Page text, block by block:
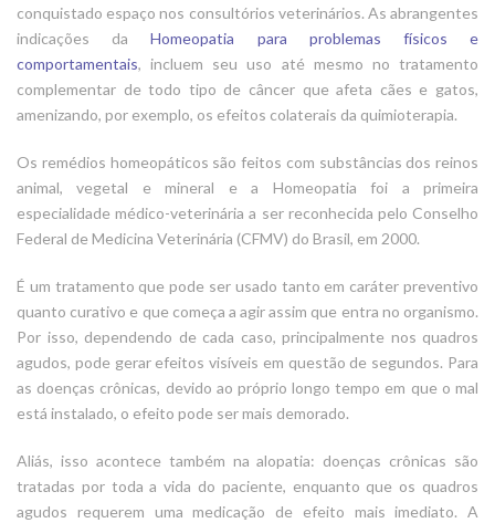
conquistado espaço nos consultórios veterinários. As abrangentes
indicações daHomeopatia para problemas físicos e
comportamentais, incluem seu uso até mesmo no tratamento
complementar de todo tipo de câncer que afeta cães e gatos,
amenizando, por exemplo, os efeitos colaterais da quimioterapia.
Os remédios homeopáticos são feitos com substâncias dos reinos
animal, vegetal e mineral e a Homeopatia foi a primeira
especialidade médico-veterinária a ser reconhecida pelo Conselho
Federal de Medicina Veterinária (CFMV) do Brasil, em 2000.
É um tratamento que pode ser usado tanto em caráter preventivo
quanto curativo e que começa a agir assim que entra no organismo.
Por isso, dependendo de cada caso, principalmente nos quadros
agudos, pode gerar efeitos visíveis em questão de segundos. Para
as doenças crônicas, devido ao próprio longo tempo em que o mal
está instalado, o efeito pode ser mais demorado.
Aliás, isso acontece também na alopatia: doenças crônicas são
tratadas por toda a vida do paciente, enquanto que os quadros
agudos requerem uma medicação de efeito mais imediato. A